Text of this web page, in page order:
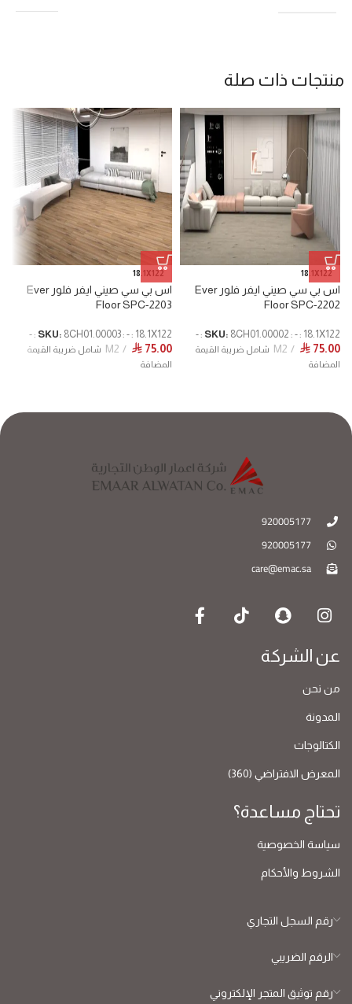
منتجات ذات صلة
18.1X122
اس بي سي صيني ايفر فلور Ever
Floor SPC-2202
SKU: 8CH01.00002 : - : 18.1X122 : -
⃁ 75.00
M2 شامل ضريبة القيمة
المضافة
18.1X122
اس بي سي صيني ايفر فلور Ever
Floor SPC-2203
SKU: 8CH01.00003 : - : 18.1X122 : -
⃁ 75.00
M2 شامل ضريبة القيمة
المضافة
920005177
920005177
care@emac.sa
عن الشركة
من نحن
المدونة
الكتالوجات
المعرض الافتراضي (360)
تحتاج مساعدة؟
سياسة الخصوصية
الشروط والأحكام
رقم السجل التجاري
الرقم الضريبي
رقم توثيق المتجر الإلكتروني